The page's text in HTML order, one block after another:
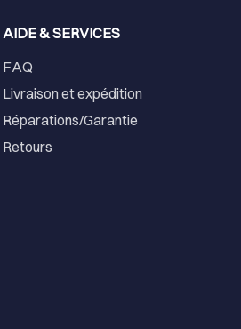
AIDE & SERVICES
FAQ
Livraison et expédition
Réparations/Garantie
Retours